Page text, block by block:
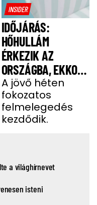
INSIDER
IDŐJÁRÁS:
HŐHULLÁM
ÉRKEZIK AZ
ORSZÁGBA, EKKOR
ÉR IDE
A jövő héten
fokozatos
felmelegedés
kezdődik.
a világhírnevet
isteni